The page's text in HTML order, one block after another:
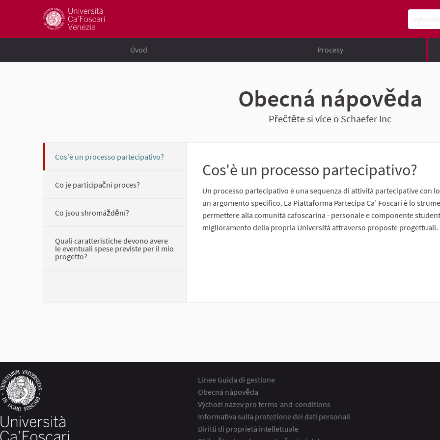
Úvod Procesy
Obecná nápověda
Přečtěte si více o Schaefer Inc
Cos'è un processo partecipativo?
Co je participační proces?
Co jsou shromáždění?
Quali caratteristiche devono avere
le eventuali spese previste per il mio
progetto?
Cos'è un processo partecipativo?
Un processo partecipativo è una sequenza di attività partecipative con
un argomento specifico. La Piattaforma Partecipa Ca’ Foscari è lo
permettere alla comunità cafoscarina - personale e componente
miglioramento della propria Università attraverso proposte progettuali.
Linee Guida di gestione
Obecná nápověda
Výchozí název pro terms-and-conditions
Informativa sulla protezione dei dati personali
Diritti di proprietà intellettuale